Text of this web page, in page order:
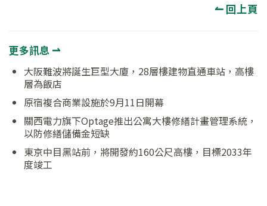
↼ 回上頁
更多訊息 ⇀
大阪難波將誕生巨型大廈，28層樓建物直通車站，高樓
層為飯店
原宿複合商業設施於9月11日開幕
關西電力旗下Optage推出公寓大樓修繕計畫管理系統，
以防修繕儲備金短缺
東京中目黑站前，將開發約160公尺高樓，目標2033年
度竣工